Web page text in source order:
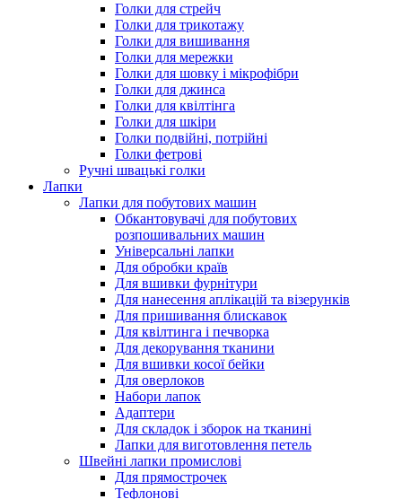
Голки для стрейч
Голки для трикотажу
Голки для вишивання
Голки для мережки
Голки для шовку і мікрофібри
Голки для джинса
Голки для квілтінга
Голки для шкіри
Голки подвійні, потрійні
Голки фетрові
Ручні швацькі голки
Лапки
Лапки для побутових машин
Обкантовувачі для побутових
розпошивальних машин
Універсальні лапки
Для обробки країв
Для вшивки фурнітури
Для нанесення аплікацій та візерунків
Для пришивання блискавок
Для квілтинга і печворка
Для декорування тканини
Для вшивки косої бейки
Для оверлоков
Набори лапок
Адаптери
Для складок і зборок на тканині
Лапки для виготовлення петель
Швейні лапки промислові
Для прямострочек
Тефлонові